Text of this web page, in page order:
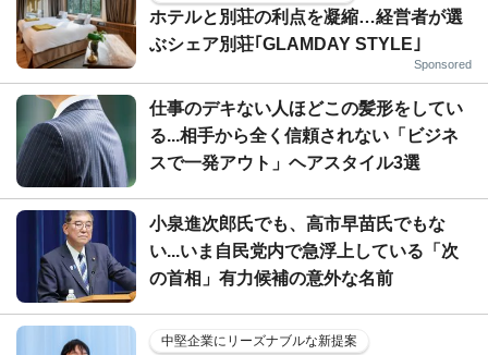
ホテルと別荘の利点を凝縮…経営者が選
ぶシェア別荘｢GLAMDAY STYLE｣
Sponsored
仕事のデキない人ほどこの髪形をしてい
る...相手から全く信頼されない「ビジネ
スで一発アウト」ヘアスタイル3選
小泉進次郎氏でも、高市早苗氏でもな
い...いま自民党内で急浮上している「次
の首相」有力候補の意外な名前
中堅企業にリーズナブルな新提案